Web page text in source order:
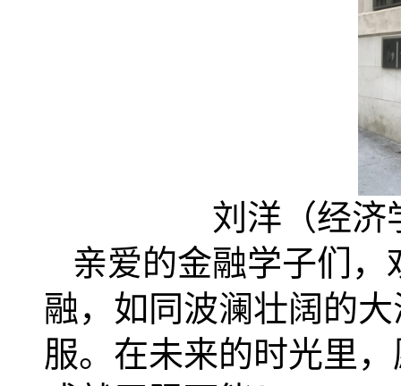
刘洋（经济
亲爱的金融学子们
融，如同波澜壮阔的
服。在未来的时光里